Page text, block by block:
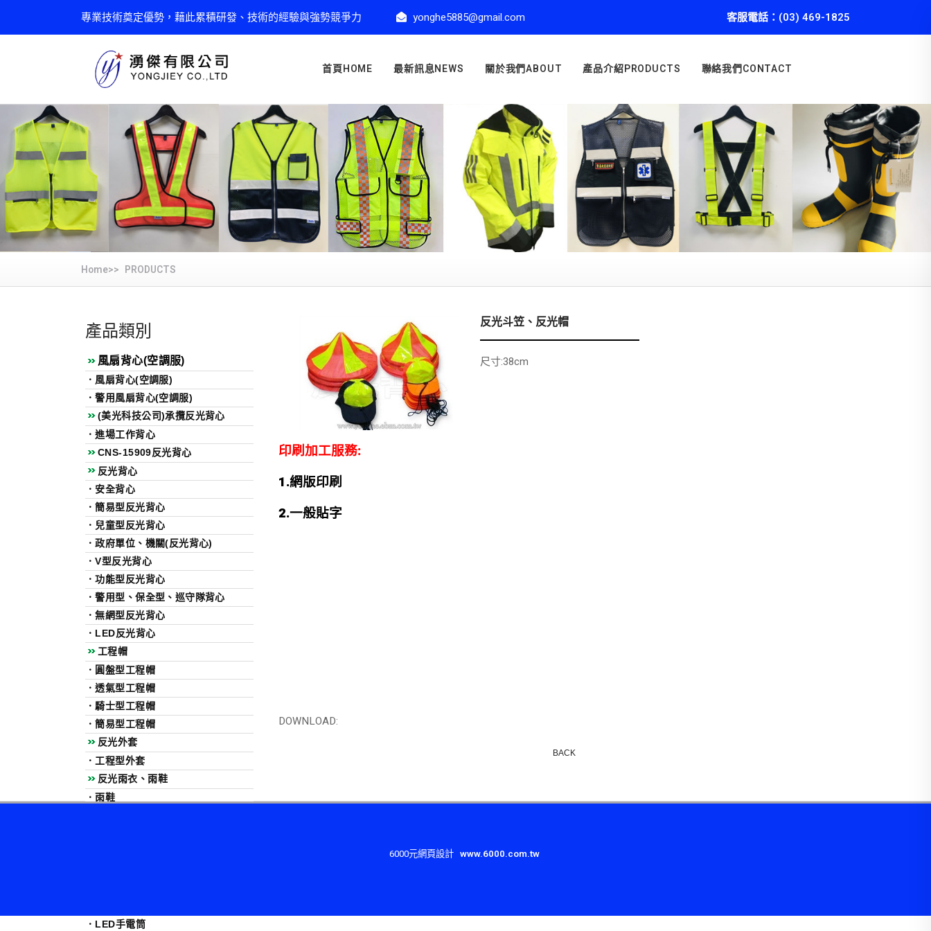
專業技術奠定優勢，藉此累積研發、技術的經驗與強勢競爭力 yonghe5885@gmail.com 客服電話：(03) 469-1825
首頁HOME 最新訊息NEWS 關於我們ABOUT 產品介紹PRODUCTS 聯絡我們CONTACT
Home>> PRODUCTS
產品類別
風扇背心(空調服)
． 風扇背心(空調服)
．警用風扇背心(空調服)
(美光科技公司)承攬反光背心
．進場工作背心
CNS-15909反光背心
反光背心
． 安全背心
．簡易型反光背心
． 兒童型反光背心
．政府單位、機關(反光背心)
．V型反光背心
．功能型反光背心
．警用型、保全型、巡守隊背心
．無網型反光背心
． LED反光背心
工程帽
． 圓盤型工程帽
．透氣型工程帽
．騎士型工程帽
．簡易型工程帽
反光外套
． 工程型外套
反光雨衣、雨鞋
．雨鞋
． LED手電筒
反光斗笠、反光帽
尺寸:38cm
印刷加工服務:
1.網版印刷
2.一般貼字
DOWNLOAD:
BACK
6000元網頁設計 www.6000.com.tw